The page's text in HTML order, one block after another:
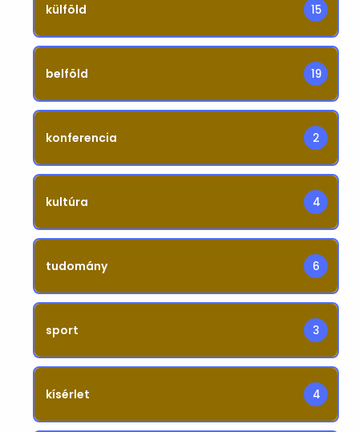
külföld 15
belföld 19
konferencia 2
kultúra 4
tudomány 6
sport 3
kísérlet 4